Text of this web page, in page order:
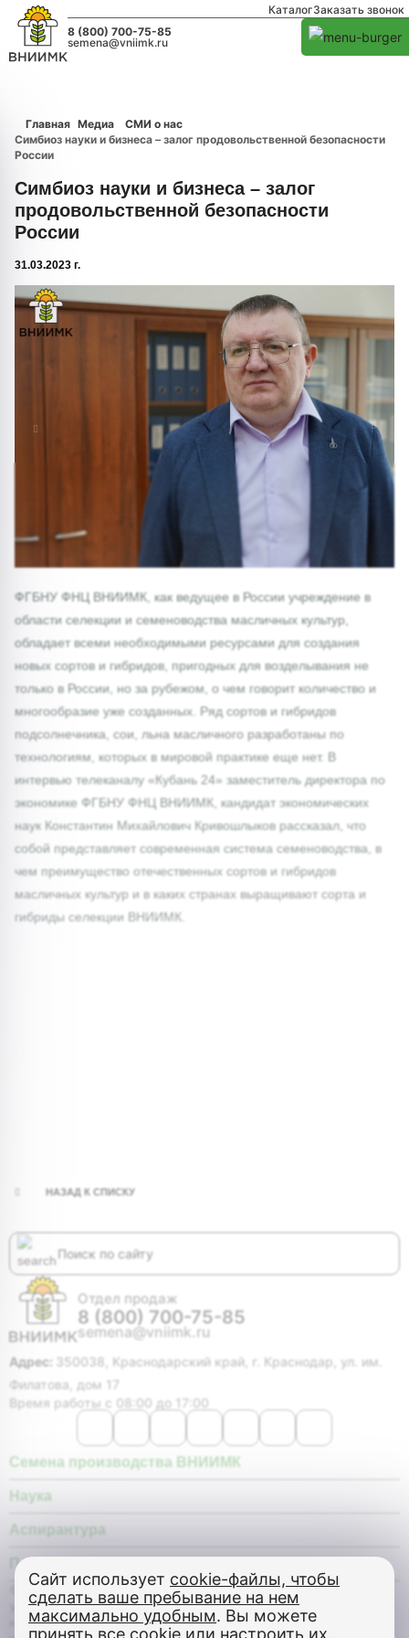
КаталогЗаказать звонок
8 (800) 700-75-85
semena@vniimk.ru
Главная Медиа
СМИ о нас
Симбиоз науки и бизнеса – залог продовольственной безопасности
России
Симбиоз науки и бизнеса – залог
продовольственной безопасности
России
31.03.2023 г.
1/0
ФГБНУ ФНЦ ВНИИМК, как ведущее в России учреждение в
области селекции и семеноводства масличных культур,
обладает всеми необходимыми ресурсами для создания
новых сортов и гибридов, пригодных для возделывания не
только в России, но за рубежом, о чем говорит количество и
многообразие уже созданных. Ряд сортов и гибридов
подсолнечника, сои, льна масличного разработаны по
технологиям, которых в мировой практике еще нет. В
интервью телеканалу «Кубань 24» заместитель директора по
экономике ФГБНУ ФНЦ ВНИИМК, кандидат экономических
наук Константин Михайлович Кривошлыков рассказал, что
собой представляет современная система семеноводства, в
чем преимущество отечественных сортов и гибридов
масличных культур и в каких странах выращивают сорта и
гибриды селекции ВНИИМК.
НАЗАД К СПИСКУ
Отдел продаж
8 (800) 700-75-85
semena@vniimk.ru
Адрес: 350038, Краснодарский край, г. Краснодар, ул. им.
Филатова, дом 17
Время работы с 08:00 до 17:00
© Федеральное государственное бюджетное научное
учреждение «Федеральный научный центр «Всероссийский
научно-исследовательский институт масличных культур
Семена производства ВНИИМК
Наука
Аспирантура
Покупателю
Сайт использует cookie-файлы, чтобы
сделать ваше пребывание на нем
максимально удобным. Вы можете
принять все cookie или настроить их.